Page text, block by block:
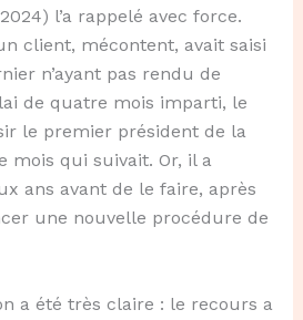
l’a rappelé avec force.
client, mécontent, avait saisi
n’ayant pas rendu de
de quatre mois imparti, le
le premier président de la
mois qui suivait. Or, il a
ans avant de le faire, après
une nouvelle procédure de
a été très claire : le recours a